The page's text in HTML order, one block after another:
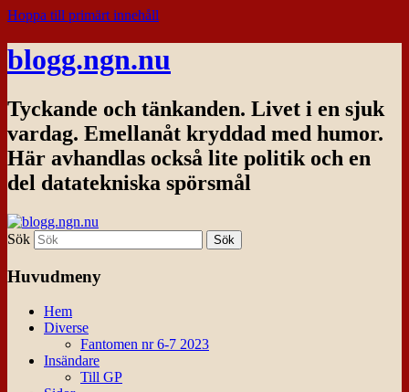
Hoppa till primärt innehåll
blogg.ngn.nu
Tyckande och tänkanden. Livet i en sjuk
vardag. Emellanåt kryddad med humor.
Här avhandlas också lite politik och en
del datatekniska spörsmål
Sök
Huvudmeny
Hem
Diverse
Fantomen nr 6-7 2023
Insändare
Till GP